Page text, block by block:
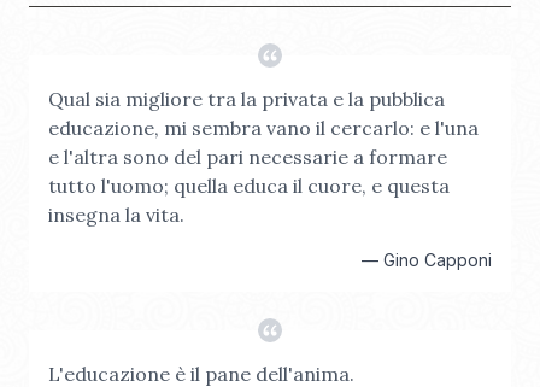
Qual sia migliore tra la privata e la pubblica
educazione, mi sembra vano il cercarlo: e l'una
e l'altra sono del pari necessarie a formare
tutto l'uomo; quella educa il cuore, e questa
insegna la vita.
— Gino Capponi
L'educazione è il pane dell'anima.